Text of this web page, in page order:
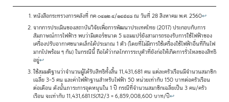
หนังสือกระทรวงการคลังที่ กค ๐๔๑๒.๔/๑๔๕๔๘ ณ วันที่ 28 สิงหาคม พ.ศ. 2560↩
จากการประเมินของสถาบันวิจัยเพื่อการพัฒนาประเทศไทย (2017) ประกอบกับการ
สัมภาษณ์การไฟฟ้าฯ พบว่ามิเตอร์ขนาด 5 แอมแปร์ยังสามารถรองรับการใช้ไฟฟ้าของ
เครื่องปรับอากาศขนาดเล็กได้ประมาณ 1 ตัว (โดยที่ไม่มีการใช้เครื่องใช้ไฟฟ้าอื่นที่กินไฟ
มากไปพร้อม ๆ กัน) ในกรณีนี้ ถือได้ว่ากลไกการระบุตัวที่ยังก่อให้เกิดการรั่วไหลของสิทธิ
อยู่↩
ใช้สมมติฐานว่าจำนวนผู้ได้รับสิทธิทั้งสิ้น 11,431,681 คน แต่ละครัวเรือนมีจำนวนสมาชิก
เฉลี่ย 3–5 คน และค่าไฟฟ้าฐานสำหรับไฟฟ้า 50 หน่วยเท่ากับ 150 บาทต่อครัวเรือน
ต่อเดือน ดังนั้นภาระการอุดหนุนใน 1 ปี กรณีที่จำนวนสมาชิกเฉลี่ยเป็น 3 คน/ครัว
เรือน จะเท่ากับ 11,431,68115012/3 = 6,859,008,600 บาท/ปี↩